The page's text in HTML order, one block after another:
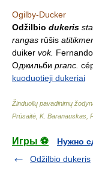
Ogilby-Ducker
Odžilbio dukeris
rangas rūšis
duiker vok.
Оджильби pranc.
kuoduotieji dukeriai
Žinduolių pavadinimų
Prūsaitė, K. Baranauskas,
Игры ⚽
Нужно
Odžilbio dukeris